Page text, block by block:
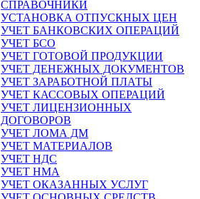
СПРАВОЧНИКИ
УСТАНОВКА ОТПУСКНЫХ ЦЕН
УЧЕТ БАНКОВСКИХ ОПЕРАЦИЙ
УЧЕТ БСО
УЧЕТ ГОТОВОЙ ПРОДУКЦИИ
УЧЕТ ДЕНЕЖНЫХ ДОКУМЕНТОВ
УЧЕТ ЗАРАБОТНОЙ ПЛАТЫ
УЧЕТ КАССОВЫХ ОПЕРАЦИЙ
УЧЕТ ЛИЦЕНЗИОННЫХ
ДОГОВОРОВ
УЧЕТ ЛОМА ДМ
УЧЕТ МАТЕРИАЛОВ
УЧЕТ НДС
УЧЕТ НМА
УЧЕТ ОКАЗАННЫХ УСЛУГ